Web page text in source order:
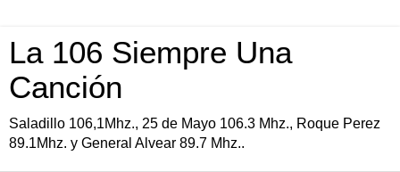
La 106 Siempre Una
Canción
Saladillo 106,1Mhz., 25 de Mayo 106.3 Mhz., Roque Perez
89.1Mhz. y General Alvear 89.7 Mhz..